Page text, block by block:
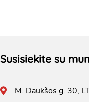
Susisiekite su
M. Daukšos g. 30,